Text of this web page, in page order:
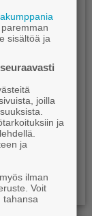
sisältöä ja
joilla
ja
ja
ilman
Voit
tahansa